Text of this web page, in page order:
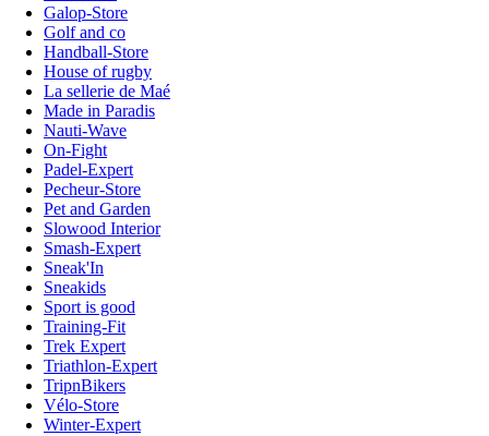
Galop-Store
Golf and co
Handball-Store
House of rugby
La sellerie de Maé
Made in Paradis
Nauti-Wave
On-Fight
Padel-Expert
Pecheur-Store
Pet and Garden
Slowood Interior
Smash-Expert
Sneak'In
Sneakids
Sport is good
Training-Fit
Trek Expert
Triathlon-Expert
TripnBikers
Vélo-Store
Winter-Expert